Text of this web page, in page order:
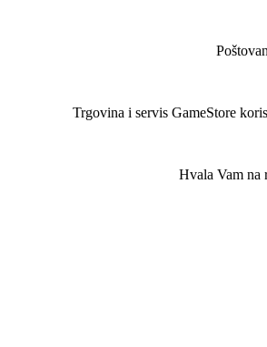
Trgovina i servis GameStore
Hvala Vam na